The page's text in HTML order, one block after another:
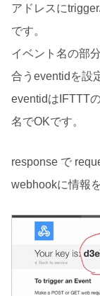
アドレスに
です。
イベント名の部
合うeventidを設
eventidはIFTTT
名でOKです。
response で
webhookに情報